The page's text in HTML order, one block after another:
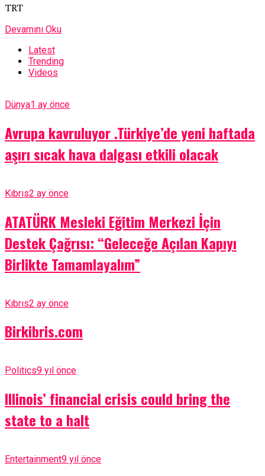
TRT
Devamını Oku
Latest
Trending
Videos
Dünya1 ay önce
Avrupa kavruluyor .Türkiye’de yeni haftada
aşırı sıcak hava dalgası etkili olacak
Kıbrıs2 ay önce
ATATÜRK Mesleki Eğitim Merkezi İçin
Destek Çağrısı: “Geleceğe Açılan Kapıyı
Birlikte Tamamlayalım”
Kıbrıs2 ay önce
Birkibris.com
Politics9 yıl önce
Illinois’ financial crisis could bring the
state to a halt
Entertainment9 yıl önce